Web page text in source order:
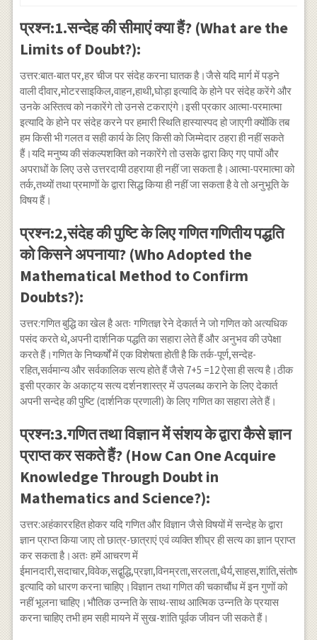
प्रश्न:1.सन्देह की सीमाएं क्या हैं? (What are the
Limits of Doubt?):
उत्तर:बात-बात पर,हर चीज पर संदेह करना घातक है।जैसे यदि मार्ग में पड़ने
वाली दीवार,मोटरसाइकिल,वाहन,हाथी,घोड़ा इत्यादि के होने पर संदेह करेंगे और
उनके अस्तित्व को नकारेंगे तो उनसे टकराएंगे।इसी प्रकार आत्मा-परमात्मा
इत्यादि के होने पर संदेह करने पर हमारी स्थिति हास्यास्पद हो जाएगी क्योंकि तब
हम किसी भी गलत व सही कार्य के लिए किसी को जिम्मेदार ठहरा ही नहीं सकते
हैं।यदि मनुष्य की संकल्पशक्ति को नकारेंगे तो उसके द्वारा किए गए पापों और
अपराधों के लिए उसे उत्तरदायी ठहराया ही नहीं जा सकता है।आत्मा-परमात्मा को
तर्क,तथ्यों तथा प्रमाणों के द्वारा सिद्ध किया ही नहीं जा सकता है वे तो अनुभूति के
विषय हैं।
प्रश्न:2,संदेह की पुष्टि के लिए गणित गणितीय पद्धति
को किसने अपनाया? (Who Adopted the
Mathematical Method to Confirm
Doubts?):
उत्तर:गणित बुद्धि का खेल है अतः गणितज्ञ रेने देकार्त ने जो गणित को अत्यधिक
पसंद करते थे,अपनी दार्शनिक पद्धति का सहारा लेते हैं और अनुभव की उपेक्षा
करते हैं।गणित के निष्कर्षों में एक विशेषता होती है कि तर्क-पूर्ण,सन्देह-
रहित,सर्वमान्य और सर्वकालिक सत्य होते हैं जैसे 7+5 =12 ऐसा ही सत्य है।ठीक
इसी प्रकार के अकाट्य सत्य दर्शनशास्त्र में उपलब्ध कराने के लिए देकार्त
अपनी सन्देह की पुष्टि (दार्शनिक प्रणाली) के लिए गणित का सहारा लेते हैं।
प्रश्न:3.गणित तथा विज्ञान में संशय के द्वारा कैसे ज्ञान
प्राप्त कर सकते हैं? (How Can One Acquire
Knowledge Through Doubt in
Mathematics and Science?):
उत्तर:अहंकाररहित होकर यदि गणित और विज्ञान जैसे विषयों में सन्देह के द्वारा
ज्ञान प्राप्त किया जाए तो छात्र-छात्राएं एवं व्यक्ति शीघ्र ही सत्य का ज्ञान प्राप्त
कर सकता है।अतः हमें आचरण में
इत्यादि को धारण करना चाहिए।विज्ञान तथा गणित की चकाचौंध में इन गुणों को
नहीं भूलना चाहिए।भौतिक उन्नति के साथ-साथ आत्मिक उन्नति के प्रयास
करना चाहिए तभी हम सही मायने में सुख-शांति पूर्वक जीवन जी सकते हैं।